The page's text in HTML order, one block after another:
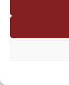
C
senso ha
il processo